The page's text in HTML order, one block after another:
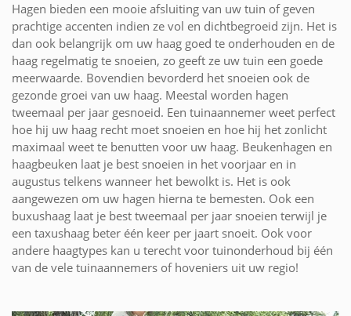
Hagen bieden een mooie afsluiting van uw tuin of geven
prachtige accenten indien ze vol en dichtbegroeid zijn. Het is
dan ook belangrijk om uw haag goed te onderhouden en de
haag regelmatig te snoeien, zo geeft ze uw tuin een goede
meerwaarde. Bovendien bevorderd het snoeien ook de
gezonde groei van uw haag. Meestal worden hagen
tweemaal per jaar gesnoeid. Een tuinaannemer weet perfect
hoe hij uw haag recht moet snoeien en hoe hij het zonlicht
maximaal weet te benutten voor uw haag. Beukenhagen en
haagbeuken laat je best snoeien in het voorjaar en in
augustus telkens wanneer het bewolkt is. Het is ook
aangewezen om uw hagen hierna te bemesten. Ook een
buxushaag laat je best tweemaal per jaar snoeien terwijl je
een taxushaag beter één keer per jaart snoeit. Ook voor
andere haagtypes kan u terecht voor tuinonderhoud bij één
van de vele tuinaannemers of hoveniers uit uw regio!